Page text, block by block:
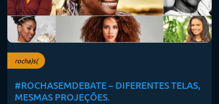
rocha)s(
#ROCHASEMDEBATE – DIFERENTES TELAS,
MESMAS PROJEÇÕES.